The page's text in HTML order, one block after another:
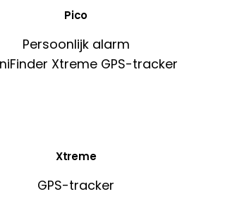
Pico
Persoonlijk alarm
Xtreme
GPS-tracker